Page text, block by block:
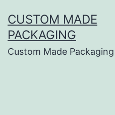
CUSTOM MADE
PACKAGING
Custom Made Packaging